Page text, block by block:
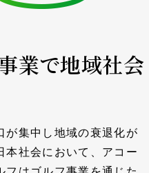
業で地域社会
が集中し地域の衰退化が
本社会において、アコー